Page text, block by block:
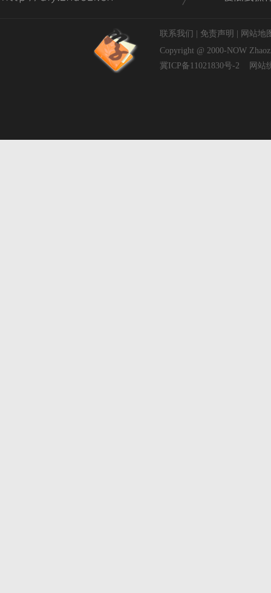
联系我们 免责声明
网站地
Copyright @ 2000-NOW
冀ICP备11021830号-2
网站